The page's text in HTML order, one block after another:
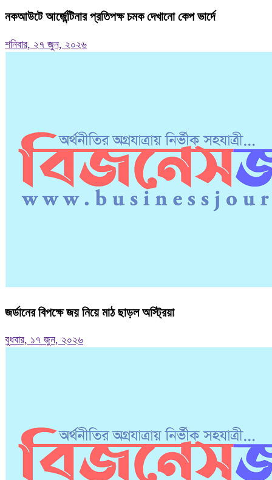
নকআউটে আর্জেন্টিনার প্রতিপক্ষ চমক দেখানো কেপ ভার্দে
শনিবার, ২৭ জুন, ২০২৬
জর্ডানের বিপক্ষে জয় নিয়ে মাঠ ছাড়ল অস্ট্রিয়া
বুধবার, ১৭ জুন, ২০২৬